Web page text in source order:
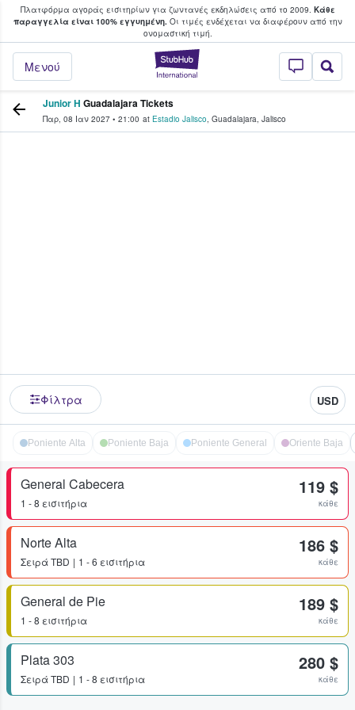
Πλατφόρμα αγοράς εισιτηρίων για ζωντανές εκδηλώσεις από το 2009. Κάθε
παραγγελία είναι 100% εγγυημένη.Οι τιμές ενδέχεται να διαφέρουν από την
oνομαστική τιμή.
StubHub - Όπου
Μενού
φαν αγοράζουν και πουλούν
Junior H Guadalajara Tickets
Παρ, 08 Ιαν 2027 • 21:00 at Estadio Jalisco, Guadalajara, Jalisco
Φίλτρα USD
Poniente Alta Poniente Baja Poniente General Oriente Baja
General Cabecera
1 - 8 εισιτήρια
119 $
κάθε
Norte Alta
ΣειράTBD 1 - 6 εισιτήρια
186 $
κάθε
General de Pie
1 - 8 εισιτήρια
189 $
κάθε
Plata 303
ΣειράTBD 1 - 8 εισιτήρια
280 $
κάθε